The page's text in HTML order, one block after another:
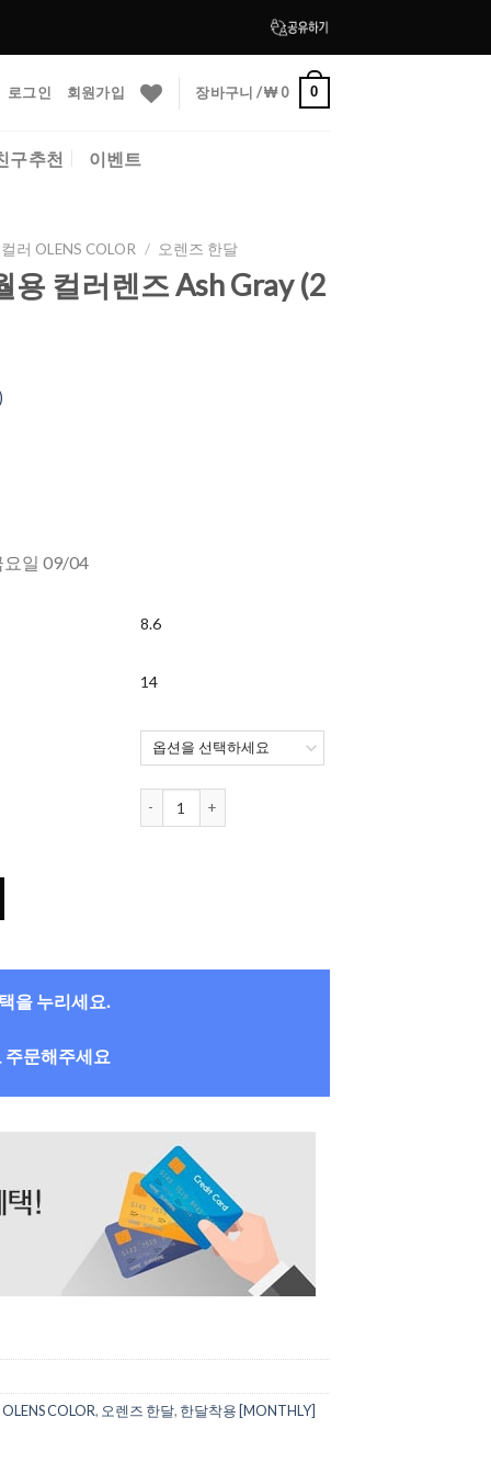
로그인 회원가입 장바구니 /₩0 0
구추천 이벤트
러 OLENS COLOR / 오렌즈 한달
용 컬러렌즈 Ash Gray (2
요일 09/04
(2개들이) 수량
8.6
14
오렌즈 Nella 1개월용 컬러렌즈 Ash Gray (2개들이) 수량
을 누리세요.
문해주세요
COLOR, 오렌즈 한달, 한달착용 [MONTHLY]